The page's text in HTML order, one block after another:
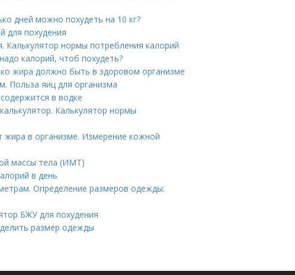
дней можно похудеть на 10 кг?
для похудения
Калькулятор нормы потребления калорий
калорий, чтоб похудеть?
жира должно быть в здоровом организме
Польза яиц для организма
в водке
Калькулятор нормы
жира в организме. Измерение кожной
массы тела (ИМТ)
в день
Определение размеров одежды:
БЖУ для похудения
размер одежды